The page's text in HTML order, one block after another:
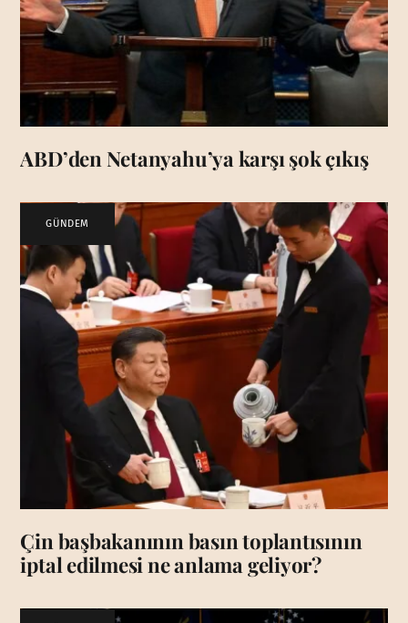
ABD’den Netanyahu’ya karşı şok çıkış
GÜNDEM
Çin başbakanının basın toplantısının
iptal edilmesi ne anlama geliyor?